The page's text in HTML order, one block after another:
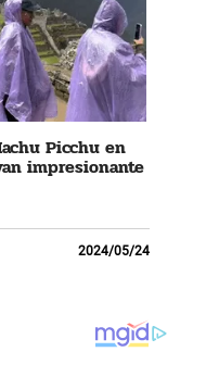
Picchu en
impresionante
2024/05/24